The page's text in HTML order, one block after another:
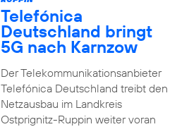
Telefónica
Deutschland bringt
5G nach Karnzow
Der Telekommunikationsanbieter
Telefónica Deutschland treibt den
Netzausbau im Landkreis
Ostprignitz-Ruppin weiter voran